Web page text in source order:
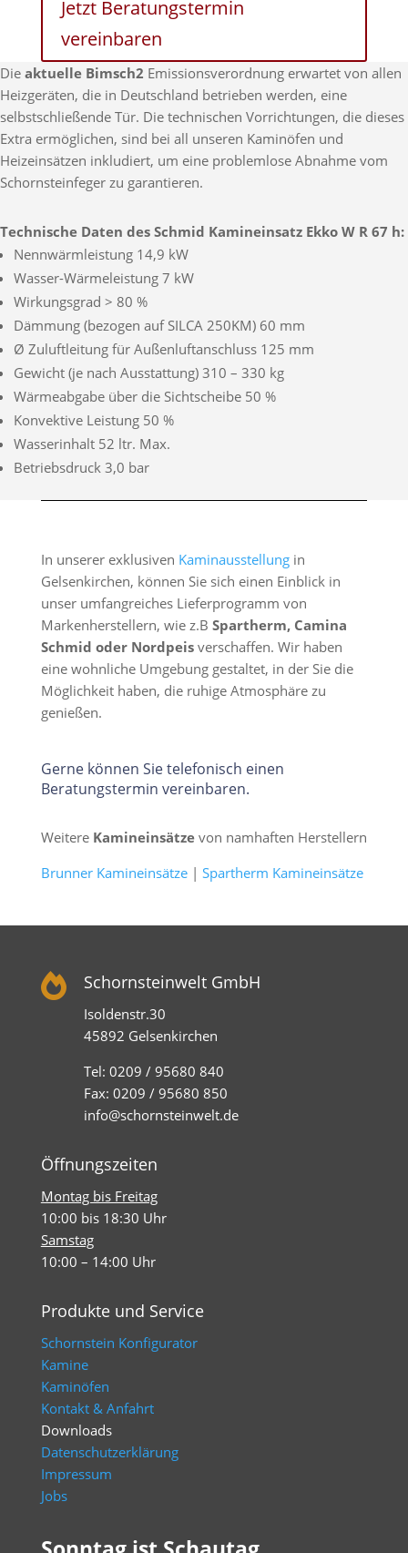
Jetzt Beratungstermin
vereinbaren
Die aktuelle Bimsch2 Emissionsverordnung erwartet von allen
Heizgeräten, die in Deutschland betrieben werden, eine
selbstschließende Tür. Die technischen Vorrichtungen, die dieses
Extra ermöglichen, sind bei all unseren Kaminöfen und
Heizeinsätzen inkludiert, um eine problemlose Abnahme vom
Schornsteinfeger zu garantieren.
Technische Daten des Schmid Kamineinsatz Ekko W R 67 h:
Nennwärmleistung 14,9 kW
Wasser-Wärmeleistung 7 kW
Wirkungsgrad > 80 %
Dämmung (bezogen auf SILCA 250KM) 60 mm
Ø Zuluftleitung für Außenluftanschluss 125 mm
Gewicht (je nach Ausstattung) 310 – 330 kg
Wärmeabgabe über die Sichtscheibe 50 %
Konvektive Leistung 50 %
Wasserinhalt 52 ltr. Max.
Betriebsdruck 3,0 bar
In unserer exklusiven Kaminausstellungin
Gelsenkirchen, können Sie sich einen Einblick in
unser umfangreiches Lieferprogramm von
Markenherstellern, wie z.B Spartherm, Camina
Schmid oder Nordpeisverschaffen. Wir haben
eine wohnliche Umgebung gestaltet, in der Sie die
Möglichkeit haben, die ruhige Atmosphäre zu
genießen.
Gerne können Sie telefonisch einen
Beratungstermin vereinbaren.
Weitere Kamineinsätzevon namhaften Herstellern
Brunner Kamineinsätze| Spartherm Kamineinsätze
 Schornsteinwelt GmbH
Isoldenstr.30
45892 Gelsenkirchen
Tel: 0209 / 95680 840
Fax: 0209 / 95680 850
info@schornsteinwelt.de
Öffnungszeiten
Montag bis Freitag
10:00 bis 18:30 Uhr
Samstag
10:00 – 14:00 Uhr
Produkte und Service
Schornstein Konfigurator
Kamine
Kaminöfen
Kontakt & Anfahrt
Downloads
Datenschutzerklärung
Impressum
Jobs